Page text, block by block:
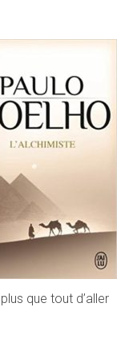
que tout d’aller